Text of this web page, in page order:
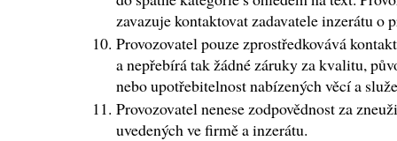
zavazuje kontaktovat zadavatele inzerátu o
Provozovatel pouze zprostředkovává
a nepřebírá tak žádné záruky za kvalitu,
nebo upotřebitelnost nabízených věcí a
Provozovatel nenese zodpovědnost za
uvedených ve firmě a inzerátu.